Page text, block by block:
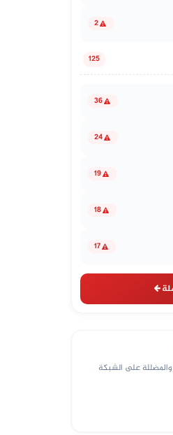
2
125
36
24
19
18
17
والمضللة على الشبكة